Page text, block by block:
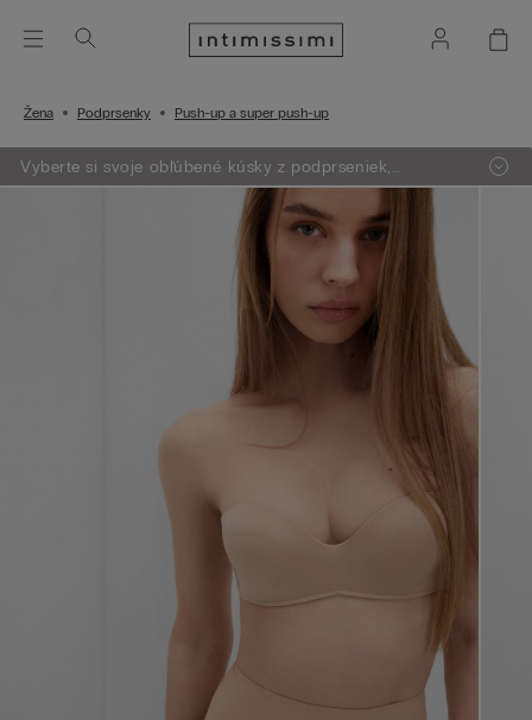
Žena Podprsenky Push-up a super push-up
Vyberte si svoje obľúbené kúsky z podprseniek,
oblečenia, pyžám a lingerie. Vložte do košíka 4 produkty